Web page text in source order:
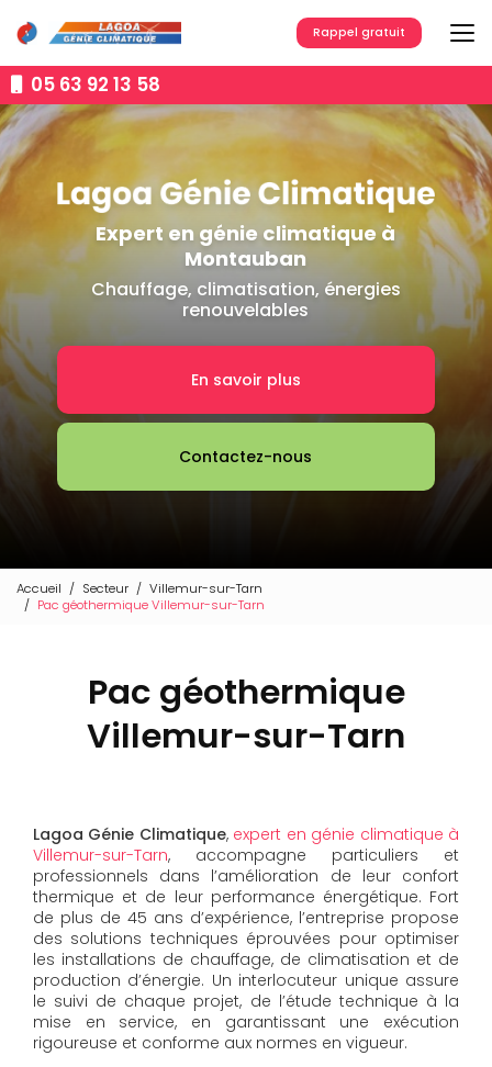
au
contenu
principal05 63 92 13 58
Rappel gratuit
Expert en génie climatique à
Montauban
Chauffage, climatisation, énergies
renouvelables
En savoir plus
Contactez-nous
Accueil Secteur
Villemur-sur-Tarn
Pac géothermique Villemur-sur-Tarn
Pac géothermique
Villemur-sur-Tarn
Lagoa Génie Climatique, expert en génie climatique à
Villemur-sur-Tarn, accompagne particuliers et
professionnels dans l’amélioration de leur confort
thermique et de leur performance énergétique. Fort
de plus de 45 ans d’expérience, l’entreprise propose
des solutions techniques éprouvées pour optimiser
les installations de chauffage, de climatisation et de
production d’énergie. Un interlocuteur unique assure
le suivi de chaque projet, de l’étude technique à la
mise en service, en garantissant une exécution
rigoureuse et conforme aux normes en vigueur.